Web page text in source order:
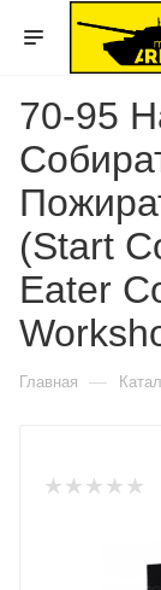
70-95
(Start
Eater
Главная —